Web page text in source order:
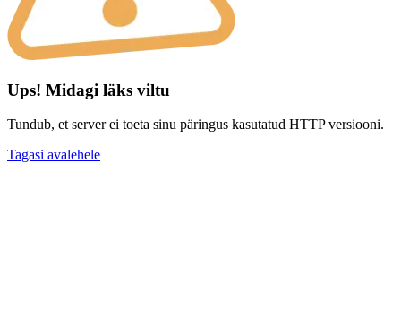
Ups! Midagi läks viltu
Tundub, et server ei toeta sinu päringus kasutatud HTTP versiooni.
Tagasi avalehele